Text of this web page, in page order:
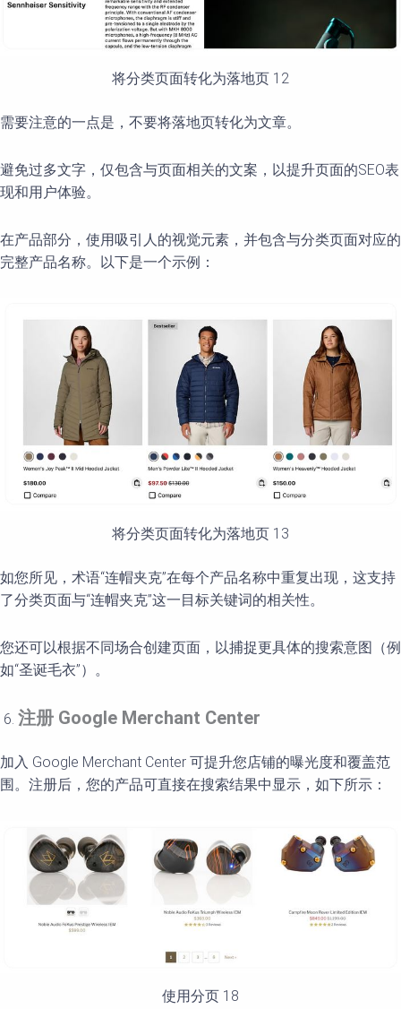
将分类页面转化为落地页 12
需要注意的一点是，不要将落地页转化为文章。
避免过多文字，仅包含与页面相关的文案，以提升页面的SEO表
现和用户体验。
在产品部分，使用吸引人的视觉元素，并包含与分类页面对应的
完整产品名称。以下是一个示例：
将分类页面转化为落地页 13
如您所见，术语“连帽夹克”在每个产品名称中重复出现，这支持
了分类页面与“连帽夹克”这一目标关键词的相关性。
您还可以根据不同场合创建页面，以捕捉更具体的搜索意图（例
如“圣诞毛衣”）。
注册 Google Merchant Center
加入 Google Merchant Center 可提升您店铺的曝光度和覆盖范
围。注册后，您的产品可直接在搜索结果中显示，如下所示：
使用分页 18